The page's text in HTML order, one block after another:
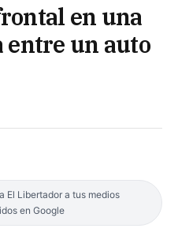
en una
un auto
El Libertador a tus medios
en Google